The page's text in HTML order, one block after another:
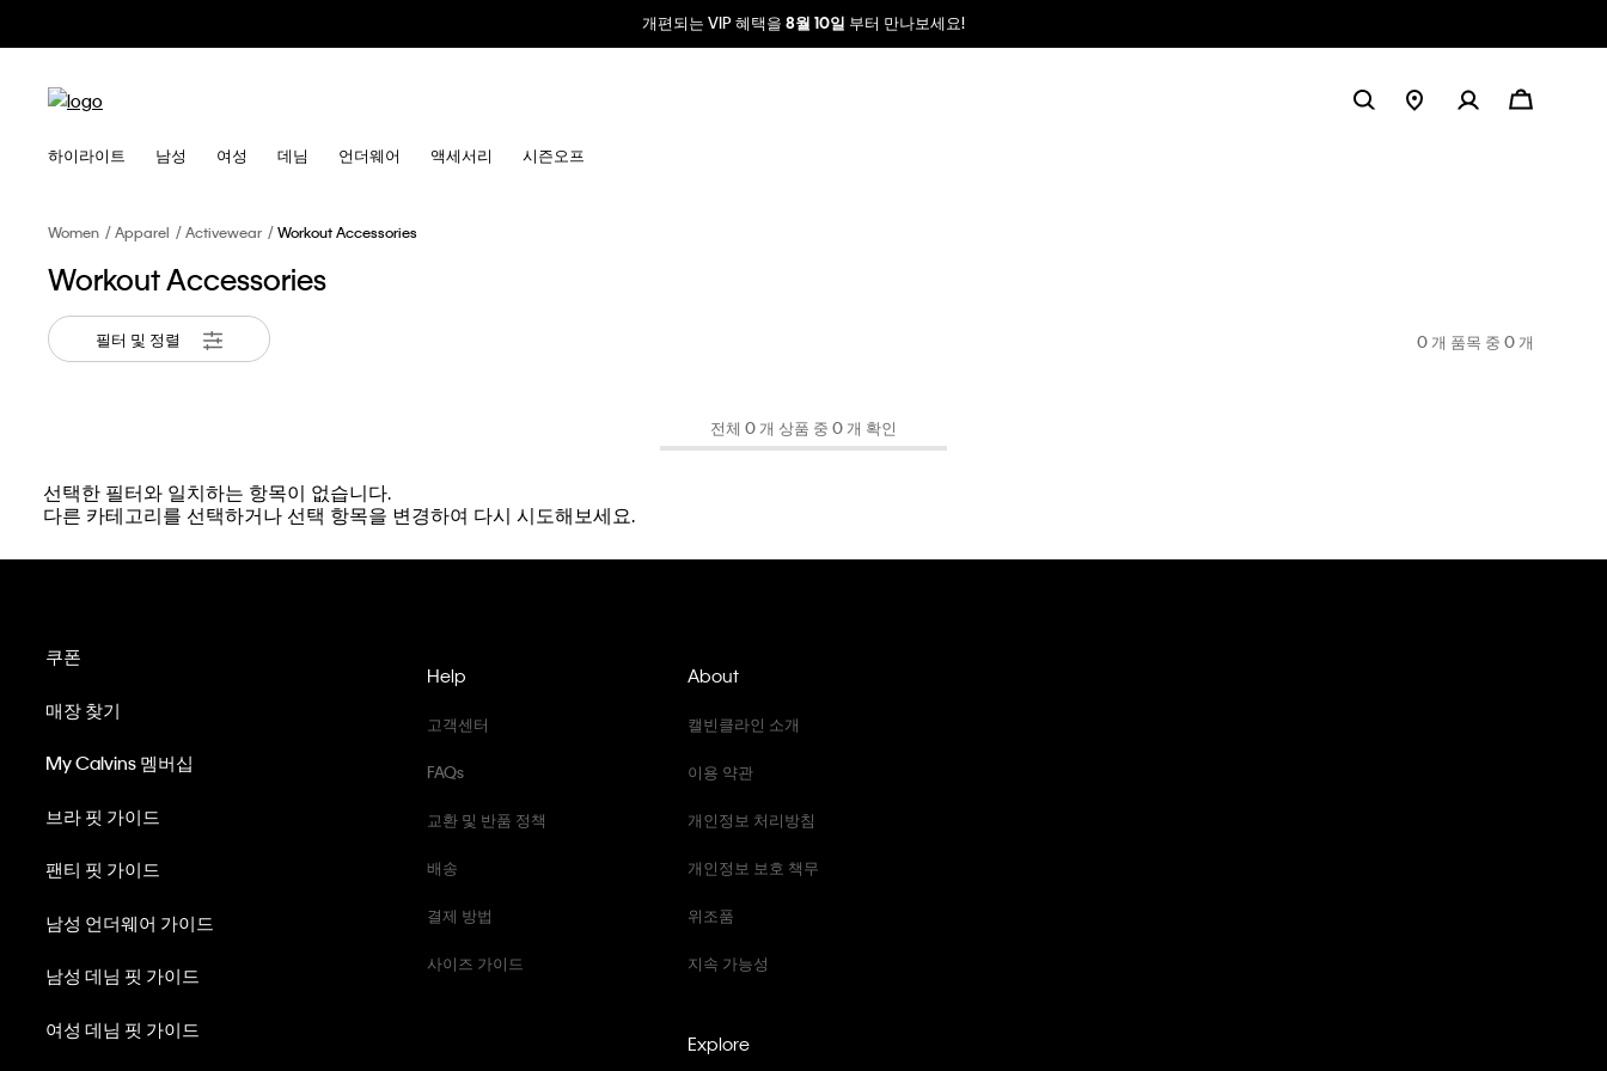
개편되는 VIP 혜택을 8월 10일 부터 만나보세요!
하이라이트 남성 여성 데님 언더웨어 액세서리 시즌오프
Women Apparel Activewear Workout Accessories
Workout Accessories
필터 및 정렬 0 개 품목 중 0 개
전체 0 개 상품 중 0 개 확인
선택한 필터와 일치하는 항목이 없습니다.
다른 카테고리를 선택하거나 선택 항목을 변경하여 다시 시도해보세요.
Help
고객센터
FAQs
교환 및 반품 정책
배송
결제 방법
사이즈 가이드
쿠폰
매장 찾기
My Calvins 멤버십
브라 핏 가이드
팬티 핏 가이드
남성 언더웨어 가이드
남성 데님 핏 가이드
여성 데님 핏 가이드
Explore
About
캘빈클라인 소개
이용 약관
개인정보 처리방침
개인정보 보호 책무
위조품
지속 가능성